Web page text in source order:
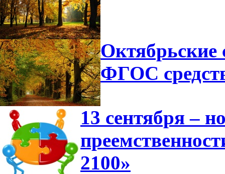
Октябрьские
ФГОС
13 сентября –
2100»